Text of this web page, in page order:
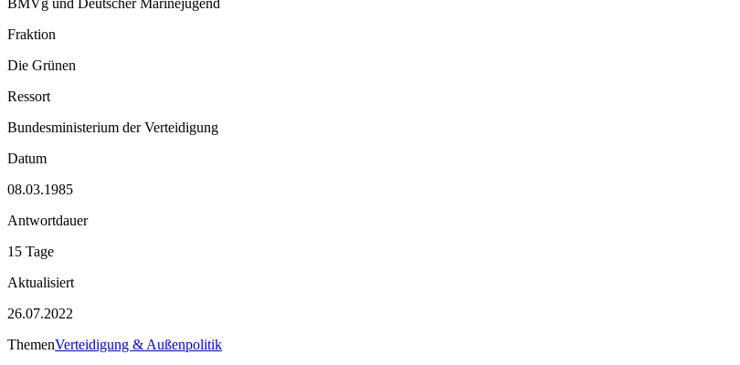
Fraktion
Die Grünen
Ressort
Bundesministerium der Verteidigung
Datum
08.03.1985
Antwortdauer
15 Tage
Aktualisiert
26.07.2022
ThemenVerteidigung & Außenpolitik